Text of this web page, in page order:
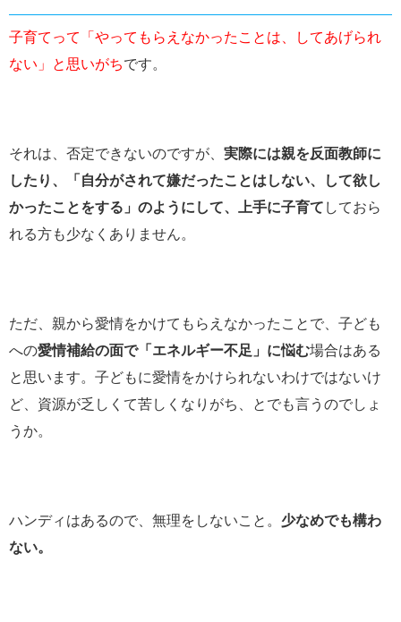
子育てって「やってもらえなかったことは、してあげられ
ない」と思いがちです。
それは、否定できないのですが、 実際には親を反面教師に
したり、「自分がされて嫌だったことはしない、して欲し
かったことをする」のようにして、上手に子育て しておら
れる方も少なくありません。
ただ、親から愛情をかけてもらえなかったことで、子ども
への愛情補給の面で「エネルギー不足」に悩む場合はある
と思います。子どもに愛情をかけられないわけではないけ
ど、資源が乏しくて苦しくなりがち、とでも言うのでしょ
うか。
ハンディはあるので、無理をしないこと。 少なめでも構わ
ない。